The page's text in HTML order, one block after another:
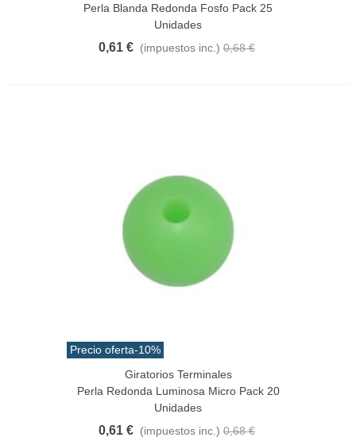
Perla Blanda Redonda Fosfo Pack 25
Unidades
0,61 € (impuestos inc.) 0,68 €
Precio oferta-10%
Giratorios Terminales
Perla Redonda Luminosa Micro Pack 20
Unidades
0,61 € (impuestos inc.) 0,68 €